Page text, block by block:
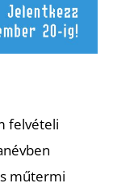
felvételi
műtermi